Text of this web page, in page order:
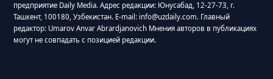
предприятие Daily Media. Адрес редакции: Юнусабад, 12-27-73, г.
Ташкент, 100180, Узбекистан. E-mail: info@uzdaily.com. Главный
редактор: Umarov Anvar Abrardjanovich Мнения авторов в публикациях
могут не совпадать с позицией редакции.